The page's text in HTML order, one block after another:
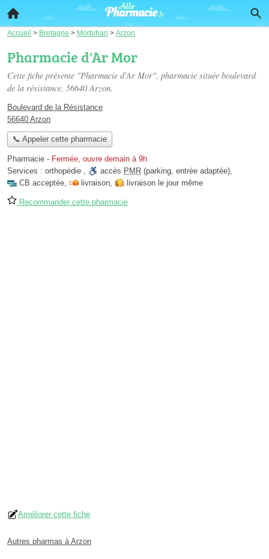
Accueil > Bretagne > Morbihan > Arzon
Pharmacie d'Ar Mor
Cette fiche présente "Pharmacie d'Ar Mor", pharmacie située boulevard
de la résistance, 56640 Arzon.
Boulevard de la Résistance
56640 Arzon
📞 Appeler cette pharmacie
Pharmacie - Fermée, ouvre demain à 9h
Services : orthopédie , accès PMR (parking, entrée adaptée),
CB acceptée, livraison, livraison le jour même
Recommander cette pharmacie
Améliorer cette fiche
Autres pharmas à Arzon